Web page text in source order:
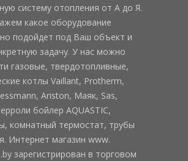
систему отопления от А до Я.
какое оборудование
подойдет под Ваш объект и
задачу. У нас можно
газовые, твердотопливные,
котлы Vaillant, Protherm,
Ariston, Маяк, Sas,
бойлер AQUASTIC,
комнатный термостат, трубы
Интернет магазин www.
зарегистрирован в торговом